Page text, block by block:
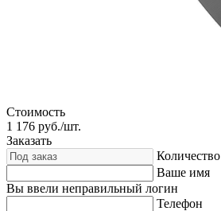
Стоимость
1 176 руб./шт.
Заказать
Количество
Ваше имя
Вы ввели неправильный логин
Телефон